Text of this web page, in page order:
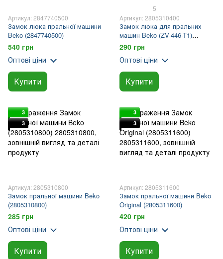
Артикул: 2847740500
Замок люка пральної машини
Beko (2847740500)
540 грн
Оптові ціни
Купити
5
Артикул: 2805310400
Замок люка для пральних
машин Beko (ZV-446-T1)
(285310400) (2805310100)
290 грн
Оптові ціни
Купити
3
3
Артикул: 2805310800
Замок пральної машини Beko
(2805310800)
285 грн
Оптові ціни
Купити
3
3
Артикул: 2805311600
Замок пральної машини Beko
Original (2805311600)
420 грн
Оптові ціни
Купити